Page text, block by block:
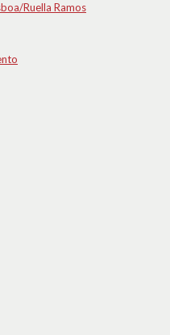
Ruella Ramos